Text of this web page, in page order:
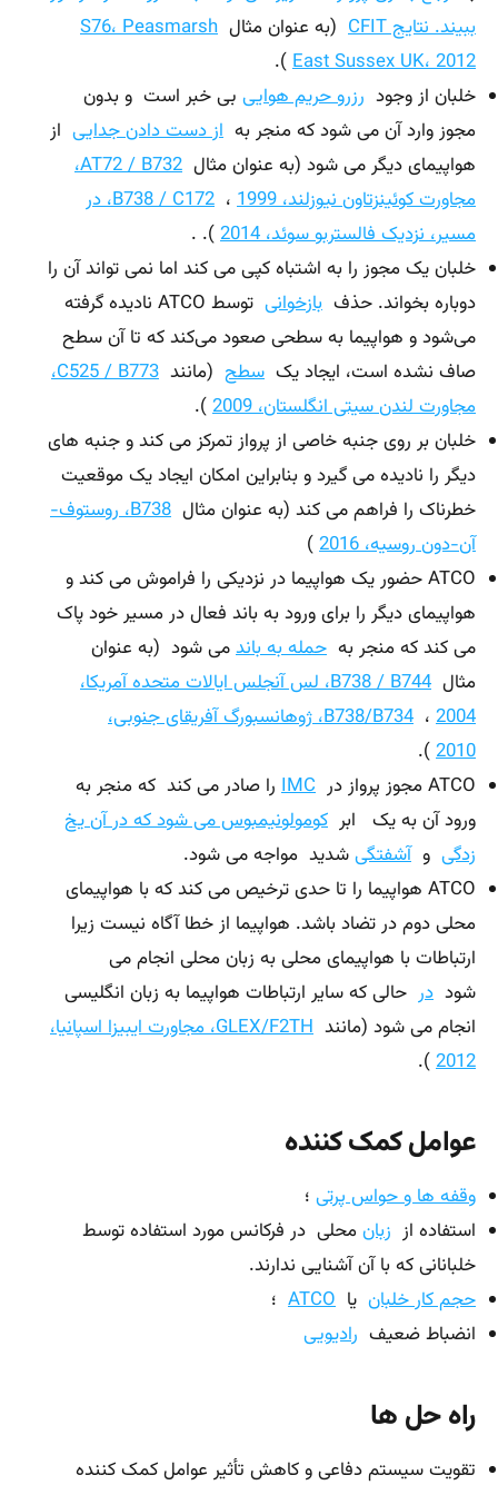
ببیند.نتایج CFIT (به عنوان مثال S76، Peasmarsh
East Sussex UK، 2012).
خلبان از وجود رزرو حریم هوایی بی خبر است و بدون
مجوز وارد آن می شود که منجر به از دست دادن جدایی از
هواپیمای دیگر می شود (به عنوان مثال
AT72 / B732،
مجاورت کوئینزتاون نیوزلند، 1999
،
B738 / C172، در
مسیر، نزدیک فالستربو سوئد، 2014
). .
خلبان یک مجوز را به اشتباه کپی می کند اما نمی تواند آن را
دوباره بخواند. حذف بازخوانی
توسط ATCO نادیده گرفته
می‌شود و هواپیما به سطحی صعود می‌کند که تا آن سطح
صاف نشده است، ایجاد یک سطح (مانند
C525 / B773،
مجاورت لندن سیتی انگلستان، 2009
).
خلبان بر روی جنبه خاصی از پرواز تمرکز می کند و جنبه های
دیگر را نادیده می گیرد و بنابراین امکان ایجاد یک موقعیت
خطرناک را فراهم می کند (به عنوان مثال
B738، روستوف-
آن-دون روسیه، 2016
)
ATCO حضور یک هواپیما در نزدیکی را فراموش می کند و
هواپیمای دیگر را برای ورود به باند فعال در مسیر خود پاک
می کند که منجر به حمله به باندمی شود (به عنوان
مثال
B738 / B744، لس آنجلس ایالات متحده آمریکا،
2004 ،
B738/B734، ژوهانسبورگ آفریقای جنوبی،
2010
).
ATCO مجوز پرواز در
IMC را صادر می کند که منجر به
ورود آن به یک ابر کومولونیمبوس می شود که در آنیخ
زدگی وآشفتگیشدید مواجه می شود.
ATCO هواپیما را تا حدی ترخیص می کند که با هواپیمای
محلی دوم در تضاد باشد. هواپیما از خطا آگاه نیست زیرا
ارتباطات با هواپیمای محلی به زبان محلی انجام می
شود در حالی که سایر ارتباطات هواپیما به زبان انگلیسی
انجام می شود (مانند
GLEX/F2TH، مجاورت ایبیزا اسپانیا،
2012
).
عوامل کمک کننده
وقفه ها و حواس پرتی ؛
استفاده از زبانمحلی در فرکانس مورد استفاده توسط
خلبانانی که با آن آشنایی ندارند.
حجم کار خلبان یا ATCO ؛
انضباط ضعیف رادیویی
راه حل ها
تقویت سیستم دفاعی و کاهش تأثیر عوامل کمک کننده